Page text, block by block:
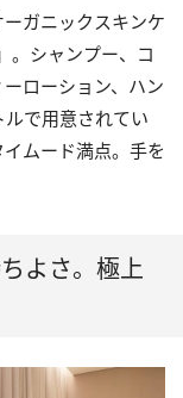
ガニックスキンケ
。シャンプー、コ
ローション、ハン
で用意されてい
ムード満点。手を
よさ。極上